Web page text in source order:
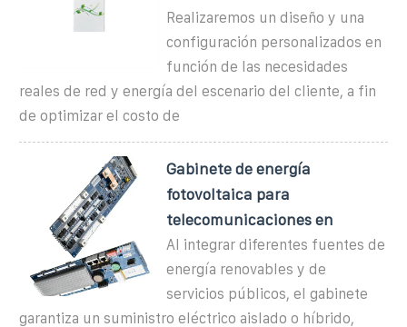
Realizaremos un diseño y una
configuración personalizados en
función de las necesidades
reales de red y energía del escenario del cliente, a fin
de optimizar el costo de
Gabinete de energía
fotovoltaica para
telecomunicaciones en
Al integrar diferentes fuentes de
energía renovables y de
servicios públicos, el gabinete
garantiza un suministro eléctrico aislado o híbrido,